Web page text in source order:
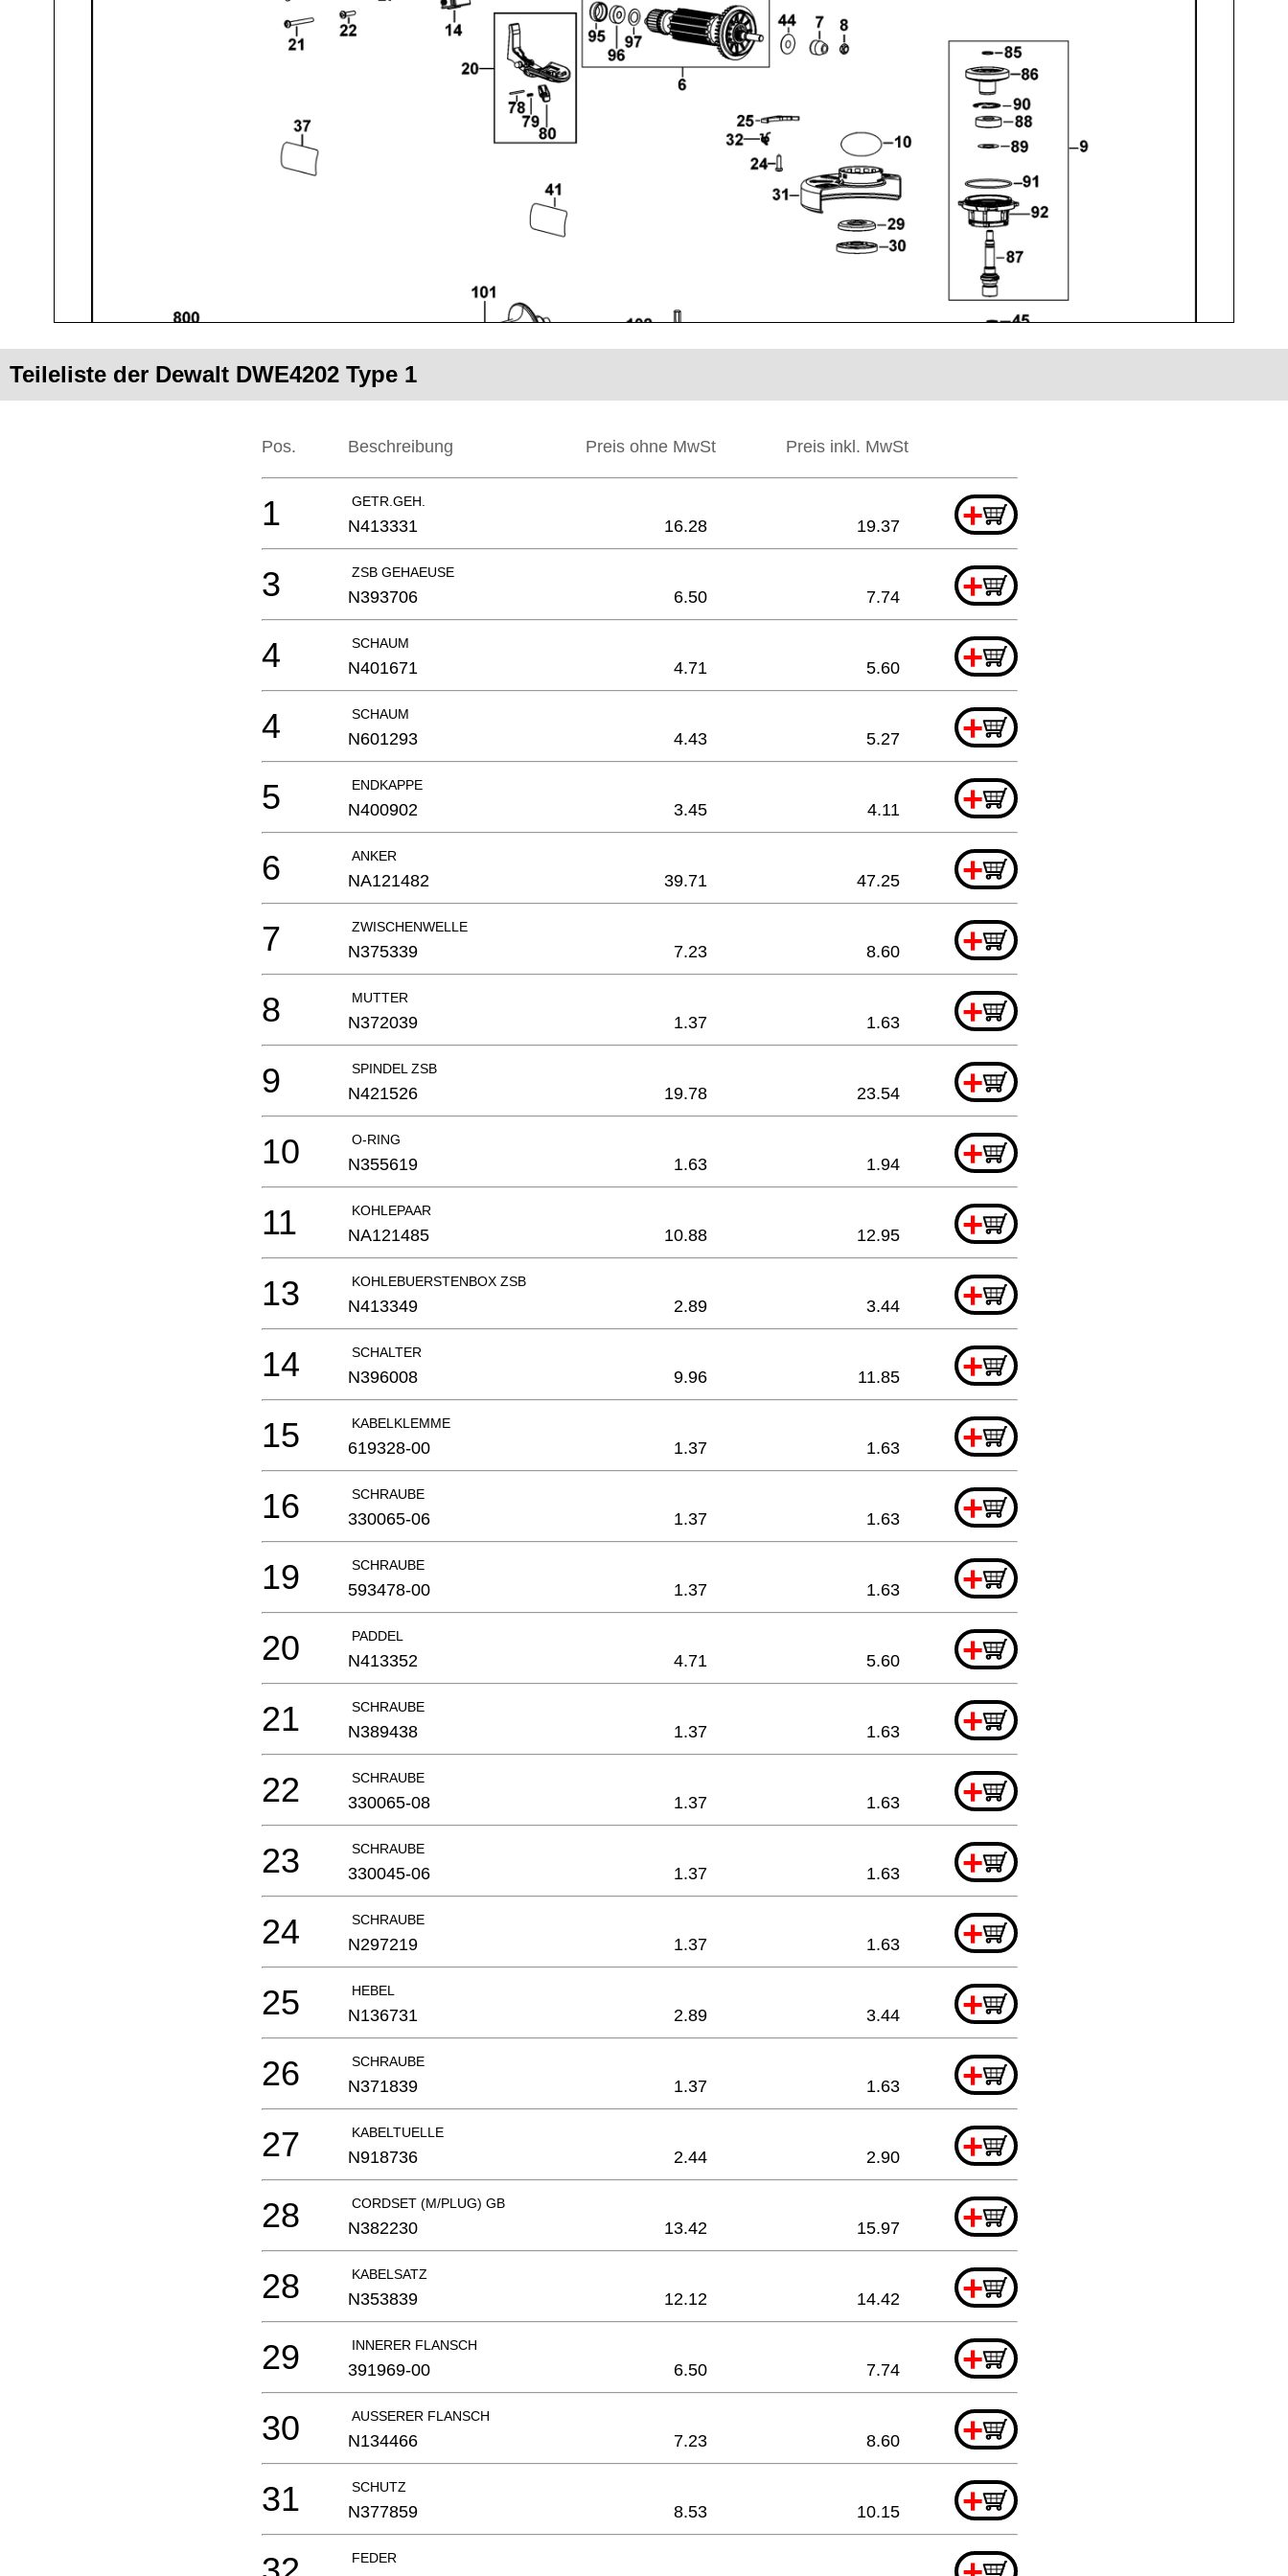
Teileliste der Dewalt DWE4202 Type 1
Pos. Beschreibung Preis ohne MwSt Preis inkl. MwSt
GETR.GEH. +
1 N413331 16.28 19.37
ZSB GEHAEUSE +
3 N393706 6.50 7.74
SCHAUM +
4 N401671 4.71 5.60
SCHAUM +
4 N601293 4.43 5.27
ENDKAPPE +
5 N400902 3.45 4.11
ANKER +
6 NA121482 39.71 47.25
ZWISCHENWELLE +
7 N375339 7.23 8.60
MUTTER +
8 N372039 1.37 1.63
SPINDEL ZSB +
9 N421526 19.78 23.54
O-RING +
10 N355619 1.63 1.94
KOHLEPAAR +
11 NA121485 10.88 12.95
KOHLEBUERSTENBOX ZSB +
13 N413349 2.89 3.44
SCHALTER +
14 N396008 9.96 11.85
KABELKLEMME +
15 619328-00 1.37 1.63
SCHRAUBE +
16 330065-06 1.37 1.63
SCHRAUBE +
19 593478-00 1.37 1.63
PADDEL +
20 N413352 4.71 5.60
SCHRAUBE +
21 N389438 1.37 1.63
SCHRAUBE +
22 330065-08 1.37 1.63
SCHRAUBE +
23 330045-06 1.37 1.63
SCHRAUBE +
24 N297219 1.37 1.63
HEBEL +
25 N136731 2.89 3.44
SCHRAUBE +
26 N371839 1.37 1.63
KABELTUELLE +
27 N918736 2.44 2.90
CORDSET (M/PLUG) GB +
28 N382230 13.42 15.97
KABELSATZ +
28 N353839 12.12 14.42
INNERER FLANSCH +
29 391969-00 6.50 7.74
AUSSERER FLANSCH +
30 N134466 7.23 8.60
SCHUTZ +
31 N377859 8.53 10.15
FEDER